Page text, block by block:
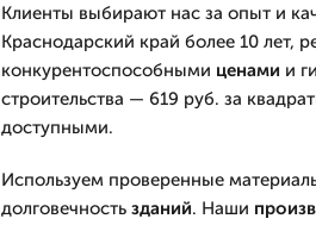
Клиенты выбирают нас за опыт и
Краснодарский край более 10 лет,
конкурентоспособными ценами и
строительства — 619 руб. за
доступными.
Используем проверенные
долговечность зданий. Наши